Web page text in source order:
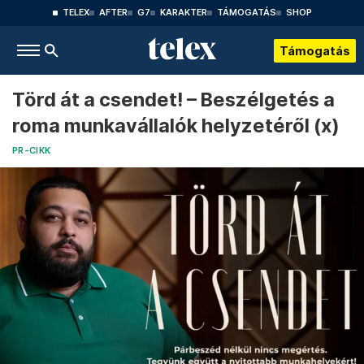
TELEX AFTER G7 KARAKTER TÁMOGATÁS SHOP
Támogatás
Törd át a csendet! – Beszélgetés a
roma munkavállalók helyzetéről (x)
PR-CIKK